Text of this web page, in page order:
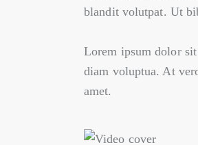
blandit volutpat. Ut
Lorem ipsum dolor
diam voluptua. At
amet.